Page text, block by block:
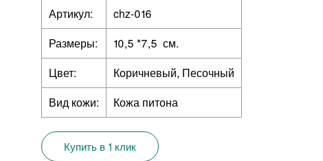
Артикул:
chz-016
Размеры:
10,5 *7,5 см.
Цвет:
Коричневый, Песочный
Вид кожи:
Кожа питона
Купить в 1 клик